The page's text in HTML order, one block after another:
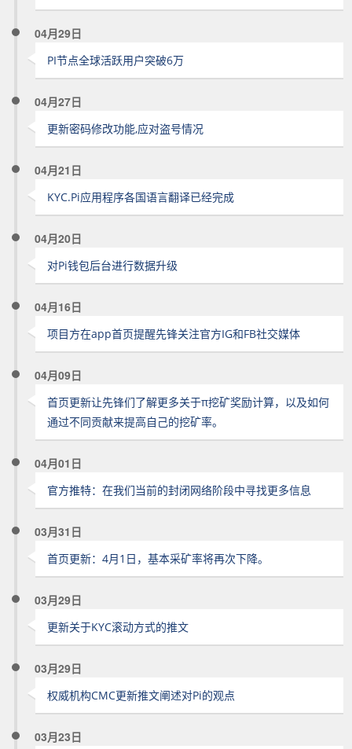
04月29日
PI节点全球活跃用户突破6万
04月27日
更新密码修改功能,应对盗号情况
04月21日
KYC.Pi应用程序各国语言翻译已经完成
04月20日
对Pi钱包后台进行数据升级
04月16日
项目方在app首页提醒先锋关注官方IG和FB社交媒体
04月09日
首页更新让先锋们了解更多关于π挖矿奖励计算，以及如何
通过不同贡献来提高自己的挖矿率。
04月01日
官方推特：在我们当前的封闭网络阶段中寻找更多信息
03月31日
首页更新：4月1日，基本采矿率将再次下降。
03月29日
更新关于KYC滚动方式的推文
03月29日
权威机构CMC更新推文阐述对Pi的观点
03月23日